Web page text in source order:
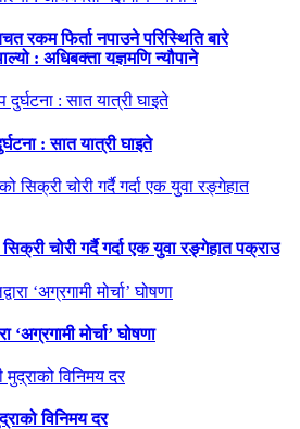
रकम फिर्ता नपाउने परिस्थिति बारे
: अधिबक्ता यज्ञमणि न्यौपाने
: सात यात्री घाइते
चोरी गर्दै गर्दा एक युवा रङ्गेहात पक्राउ
‘अग्रगामी मोर्चा’ घोषणा
विनिमय दर